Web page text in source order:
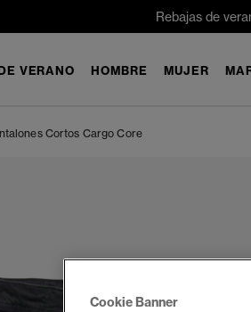
Rebajas de
VERANO HOMBRE MUJER
Cortos Cargo Core
Cookie Banner